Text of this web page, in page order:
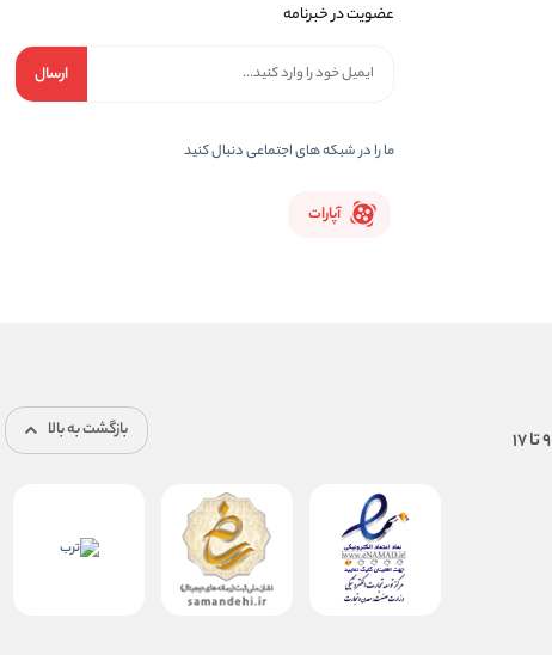
عضویت در خبرنامه
ارسال
ما را در شبکه های اجتماعی دنبال کنید
آپارات
بازگشت به بالا